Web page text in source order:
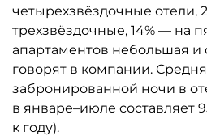
четырехзвёздочные отели,
трехзвёздочные, 14% — на
апартаментов небольшая и
говорят в компании.
забронированной ночи в
в январе–июле составляет
к году).